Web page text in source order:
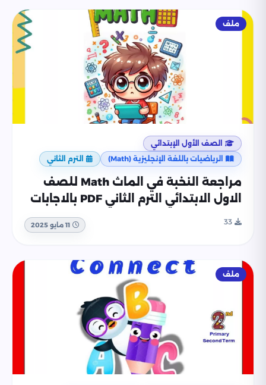
ملف
الصف الأول الإبتدائي
الرياضيات باللغة الإنجليزية (Math)
الترم الثاني
مراجعة النخبة في الماث Math للصف
الاول الابتدائي الترم الثاني PDF بالاجابات
33 11 مايو 2025
ملف